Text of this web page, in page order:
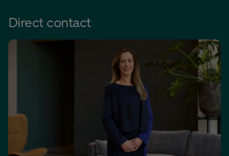
Direct contact